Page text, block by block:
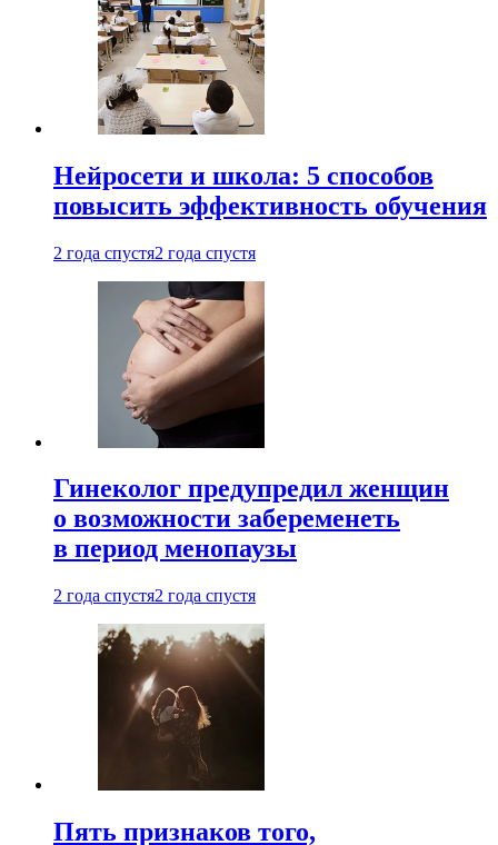
Нейросети и школа: 5 способов
повысить эффективность обучения
2 года спустя2 года спустя
Гинеколог предупредил женщин
о возможности забеременеть
в период менопаузы
2 года спустя2 года спустя
Пять признаков того,